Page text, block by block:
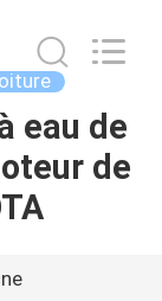
eau de
de